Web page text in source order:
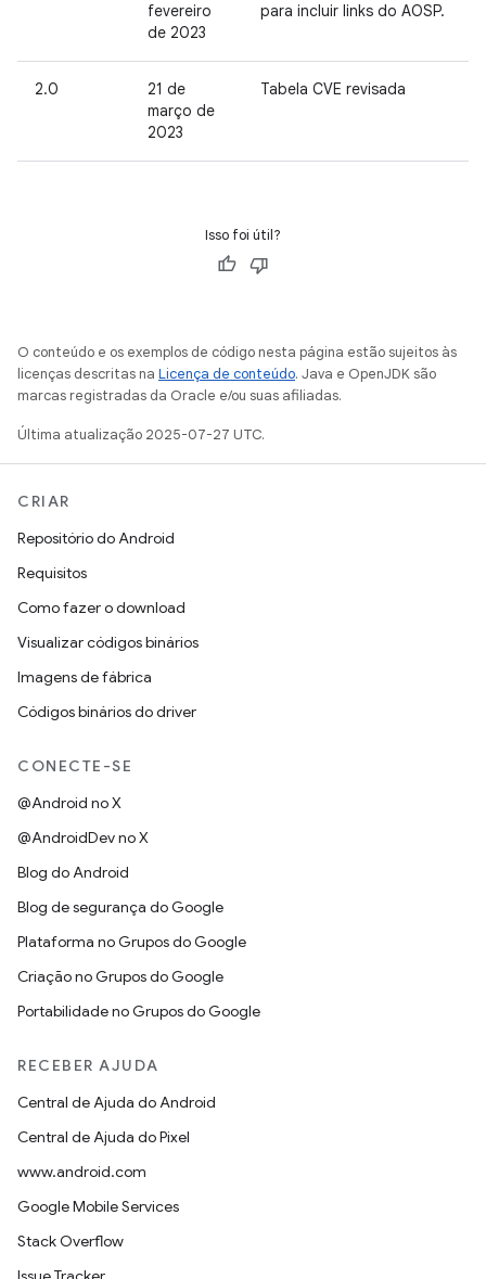
fevereiro
de 2023
para incluir links do AOSP.
2.0
21 de
março de
2023
Tabela CVE revisada
Isso foi útil?
O conteúdo e os exemplos de código nesta página estão sujeitos às
licenças descritas na Licença de conteúdo. Java e OpenJDK são
marcas registradas da Oracle e/ou suas afiliadas.
Última atualização 2025-07-27 UTC.
CRIAR
Repositório do Android
Requisitos
Como fazer o download
Visualizar códigos binários
Imagens de fábrica
Códigos binários do driver
CONECTE-SE
@Android no X
@AndroidDev no X
Blog do Android
Blog de segurança do Google
Plataforma no Grupos do Google
Criação no Grupos do Google
Portabilidade no Grupos do Google
RECEBER AJUDA
Central de Ajuda do Android
Central de Ajuda do Pixel
www.android.com
Google Mobile Services
Stack Overflow